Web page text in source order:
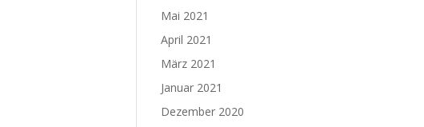
Mai 2021
April 2021
März 2021
Januar 2021
Dezember 2020